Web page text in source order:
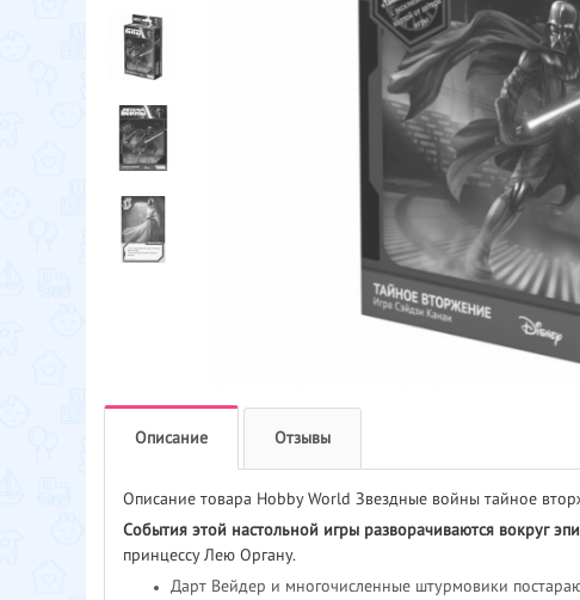
Описание Отзывы
Описание товара Hobby World Звездные войны тайное
События этой настольной игры разворачиваются вокруг
принцессу Лею Органу.
Дарт Вейдер и многочисленные штурмовики